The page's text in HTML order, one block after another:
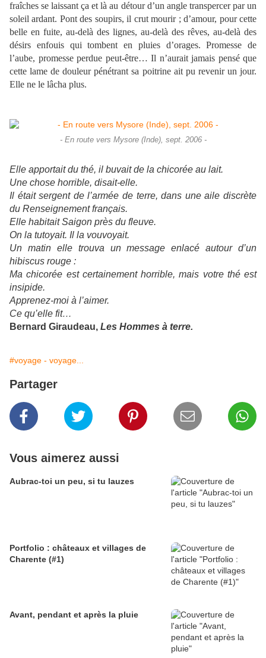
fraîches se laissant ça et là au détour d’un angle transpercer par un
soleil ardant. Pont des soupirs, il crut mourir ; d’amour, pour cette
belle en fuite, au-delà des lignes, au-delà des rêves, au-delà des
désirs enfouis qui tombent en pluies d’orages. Promesse de
l’aube, promesse perdue peut-être… Il n’aurait jamais pensé que
cette lame de douleur pénétrant sa poitrine ait pu revenir un jour.
Elle ne le lâcha plus.
- En route vers Mysore (Inde), sept. 2006 -
Elle apportait du thé, il buvait de la chicorée au lait.
Une chose horrible, disait-elle.
Il était sergent de l’armée de terre, dans une aile discrète
du Renseignement français.
Elle habitait Saigon près du fleuve.
On la tutoyait. Il la vouvoyait.
Un matin elle trouva un message enlacé autour d’un
hibiscus rouge :
Ma chicorée est certainement horrible, mais votre thé est
insipide.
Apprenez-moi à l’aimer.
Ce qu’elle fit…
Bernard Giraudeau, Les Hommes à terre.
#voyage - voyage...
Partager
Vous aimerez aussi
Aubrac-toi un peu, si tu lauzes
Portfolio : châteaux et villages de
Charente (#1)
Avant, pendant et après la pluie